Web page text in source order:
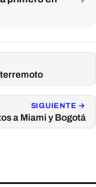
SIGUIENTE →
a Miami y Bogotá